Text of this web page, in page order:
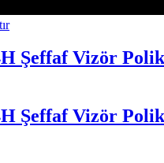
Şeffaf Vizör
Şeffaf Vizör